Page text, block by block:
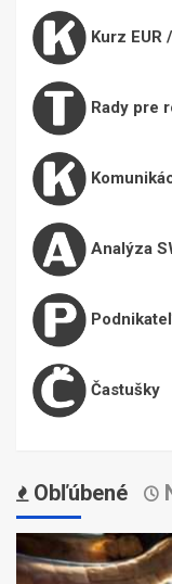
Kurz EUR
Rady pre
Analýza
Častušky
Obľúbené